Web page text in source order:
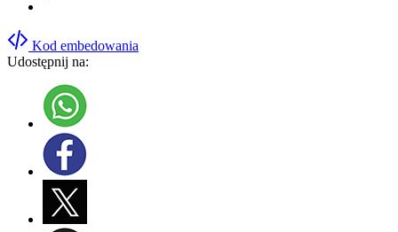
Kod embedowania
Udostępnij na: